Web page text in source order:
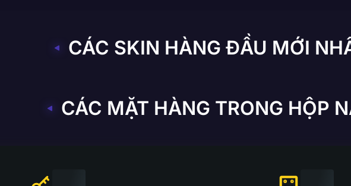
CÁC SKIN HÀNG ĐẦU MỚI
CÁC MẶT HÀNG TRONG HỘP